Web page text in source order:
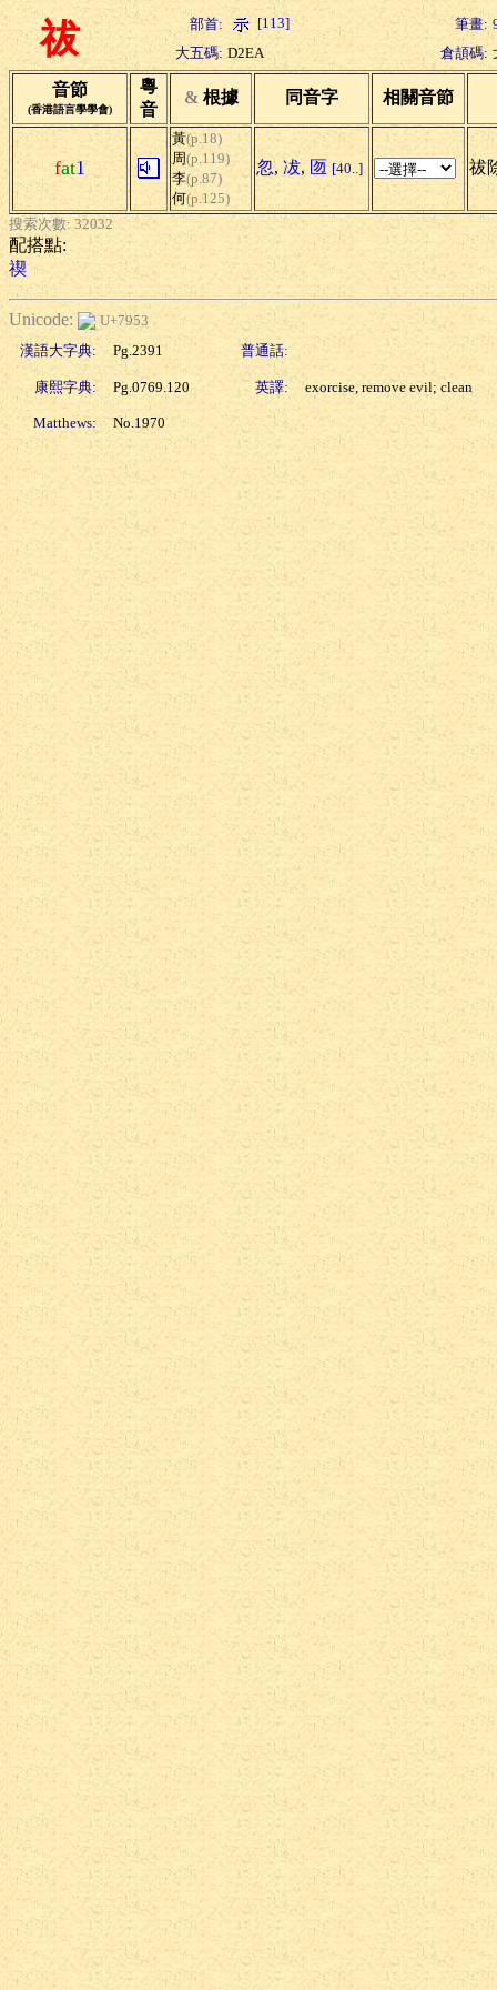
祓 部首: [113] 筆畫:
大五碼: D2EA 倉頡碼:
音節
(香港語言學學會)
粵
音
& 根據 同音字 相關音節
fat1
黃(p.18)
周(p.119)
李(p.87)
何(p.125)
忽, 冹, 匢 [40..] 祓
搜索次數: 32032
配搭點:
禊
Unicode:
U+7953
漢語大字典:
Pg.2391 普通話:
康熙字典: Pg.0769.120 英譯: exorcise, remove evil; clean
Matthews: No.1970